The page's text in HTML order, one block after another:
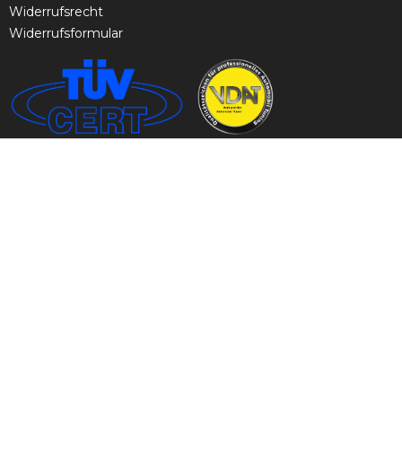
Widerrufsrecht
Widerrufsformular